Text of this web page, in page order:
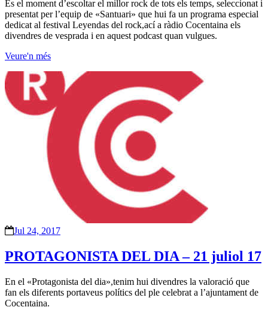
És el moment d’escoltar el millor rock de tots els temps, seleccionat i
presentat per l’equip de «Santuari» que hui fa un programa especial
dedicat al festival Leyendas del rock,ací a ràdio Cocentaina els
divendres de vesprada i en aquest podcast quan vulgues.
Veure'n més
Jul 24, 2017
PROTAGONISTA DEL DIA – 21 juliol 17
En el «Protagonista del dia»,tenim hui divendres la valoració que
fan els diferents portaveus polítics del ple celebrat a l’ajuntament de
Cocentaina.